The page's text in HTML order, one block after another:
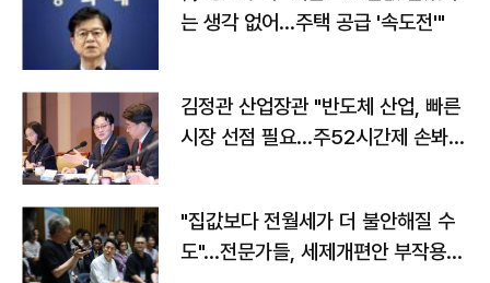
는 생각 없어…주택 공급 '속도전'"
김정관 산업장관 "반도체 산업, 빠른
시장 선점 필요…주52시간제 손봐
"집값보다 전월세가 더 불안해질 수
도"…전문가들, 세제개편안 부작용